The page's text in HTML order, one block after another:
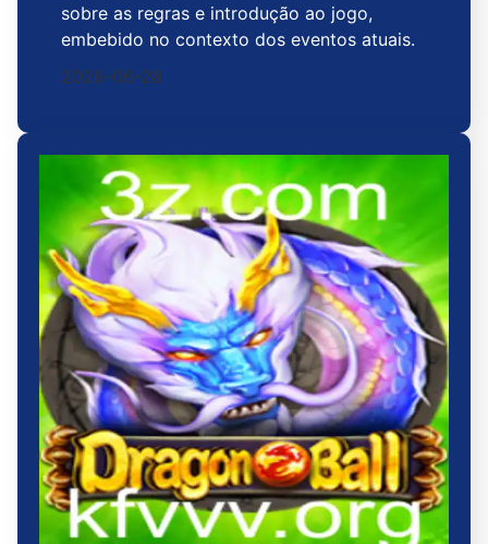
sobre as regras e introdução ao jogo,
embebido no contexto dos eventos atuais.
2026-06-28